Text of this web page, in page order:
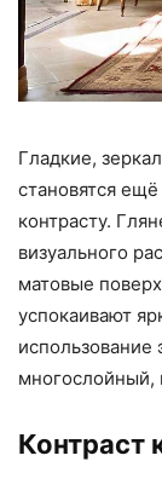
Гладкие,
становятся
контрасту.
визуального
матовые
успокаивают
использование
многослойный,
Контраст